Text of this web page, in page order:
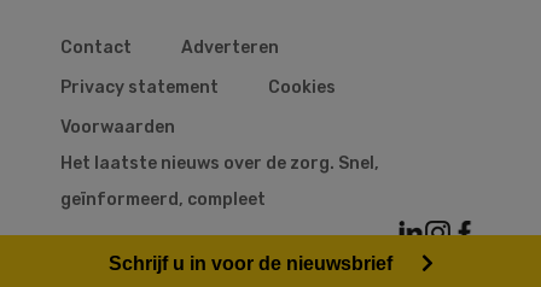
Contact
Adverteren
Privacy statement
Cookies
Voorwaarden
Het laatste nieuws over de zorg. Snel,
geïnformeerd, compleet
Schrijf u in voor de nieuwsbrief